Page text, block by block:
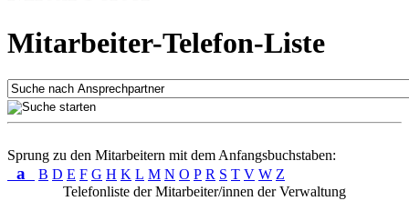
Mitarbeiter-Telefon-Liste
Sprung zu den Mitarbeitern mit dem Anfangsbuchstaben:
a B D E F G H K L M N O P R S T V W Z
Telefonliste der Mitarbeiter/innen der Verwaltung